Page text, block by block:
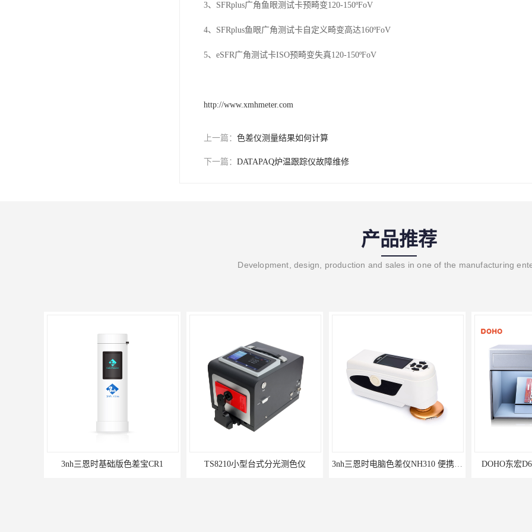
3、 SFRplus广角鱼眼测试卡预畸变120-150ºFoV
4、 SFRplus鱼眼广角测试卡自定义畸变高达160ºFoV
5、 eSFR广角测试卡ISO预畸变失真120-150ºFoV
http://www.xmhmeter.com
上一篇： 色差仪测量结果如何计算
下一篇： DATAPAQ炉温跟踪仪故障维修
产品推荐
Development, design, production and sales in one of the manufacturing
3nh三恩时基础版色差宝CR1 TS8210小型台式分光测色仪 3nh三恩时电脑色差仪NH310 便携式精密色差仪 DOHO东宏